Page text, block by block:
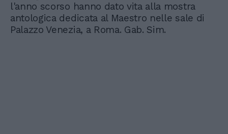
l'anno scorso hanno dato vita alla mostra
antologica dedicata al Maestro nelle sale di
Palazzo Venezia, a Roma. Gab. Sim.